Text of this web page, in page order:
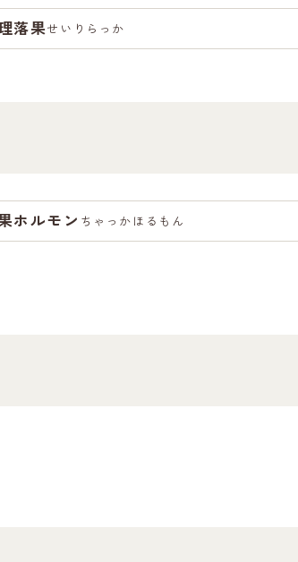
落果 せいりらっか
ホルモン ちゃっかほるもん